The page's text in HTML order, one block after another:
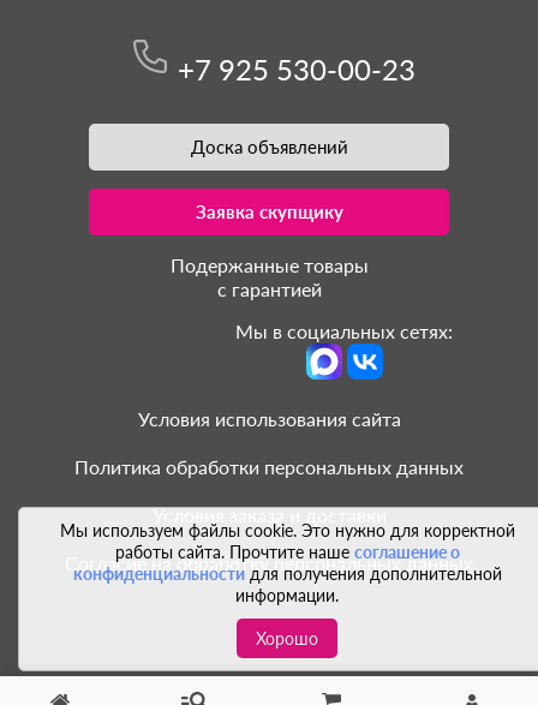
Мы используем файлы cookie. Это нужно для корректной
работы сайта. Прочтите наше соглашение о
конфиденциальностидля получения дополнительной
информации.
Хорошо
+7 925 530-00-23
Доска объявлений
Заявка скупщику
Подержанные товары
с гарантией
Мы в социальных сетях:
Условия использования сайта
Политика обработки персональных данных
Условия заказа и доставки
Согласие на обработку персональных данных